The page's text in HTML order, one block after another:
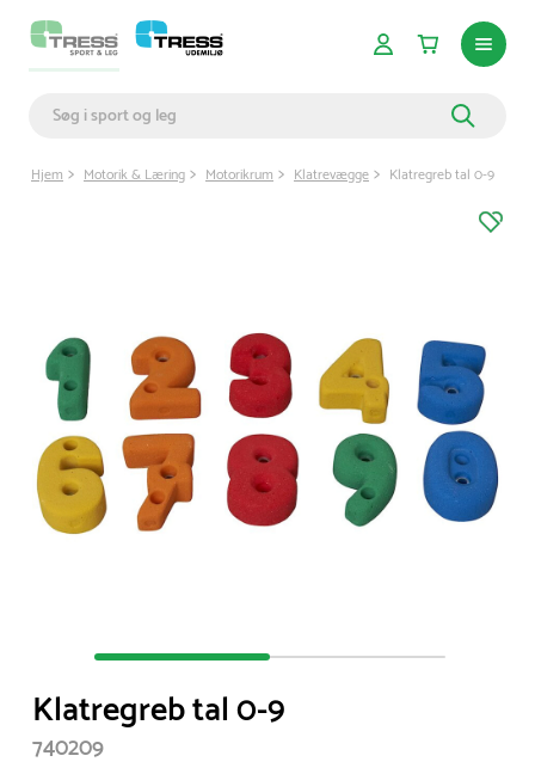
Hjem Motorik & Læring Motorikrum Klatrevægge Klatregreb tal 0-9
of
2
Klatregreb tal 0-9
740209